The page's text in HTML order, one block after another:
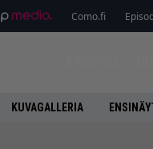
Como.fi
KUVAGALLERIA